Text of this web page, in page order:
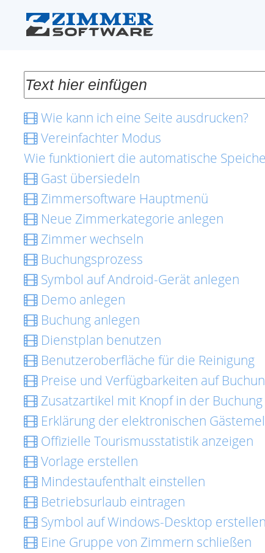
Wie kann ich eine Seite ausdrucken?
Vereinfachter Modus
Wie funktioniert die automatische
Gast übersiedeln
Zimmersoftware Hauptmenü
Neue Zimmerkategorie anlegen
Zimmer wechseln
Buchungsprozess
Symbol auf Android-Gerät anlegen
Demo anlegen
Buchung anlegen
Dienstplan benutzen
Benutzeroberfläche für die Reinigung
Preise und Verfügbarkeiten auf
Zusatzartikel mit Knopf in der
Erklärung der elektronischen
Offizielle Tourismusstatistik anzeigen
Vorlage erstellen
Mindestaufenthalt einstellen
Betriebsurlaub eintragen
Symbol auf Windows-Desktop erstellen
Eine Gruppe von Zimmern schließen